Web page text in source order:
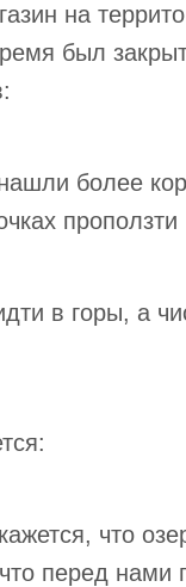
на
был
более
в горы, а
что
перед нами